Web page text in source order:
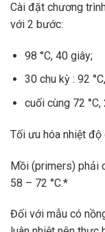
Cài đặt chương
với 2 bước:
98 °C, 40 giây;
30 chu kỳ : 92
cuối cùng 72 °C,
Tối ưu hóa nhiệt
Mồi (primers) phải
58 – 72 °C.*
Đối với mẫu có